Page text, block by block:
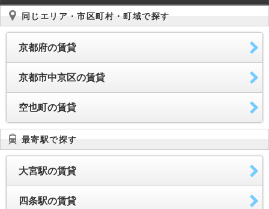
502号室 14.9万円 1LDK 54.71m²
4階/地上5階建 14.0万円 1LDK 50.0m²
4階/地上5階建
4階/地上5階建 14.0万円
同じエリア・市区町村・町域で探す
京都府の賃貸
京都市中京区の賃貸
空也町の賃貸
最寄駅で探す
大宮駅の賃貸
四条駅の賃貸